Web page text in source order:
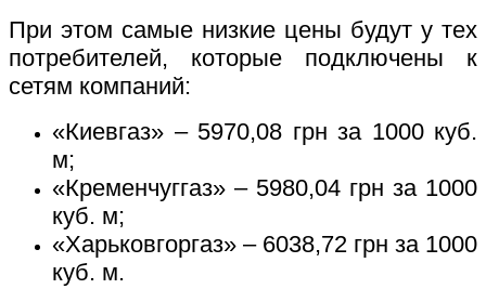
При этом самые низкие цены будут у тех
потребителей, которые подключены к
сетям компаний:
«Киевгаз» – 5970,08 грн за 1000 куб.
м;
«Кременчуггаз» – 5980,04 грн за 1000
куб. м;
«Харьковгоргаз» – 6038,72 грн за 1000
куб. м.